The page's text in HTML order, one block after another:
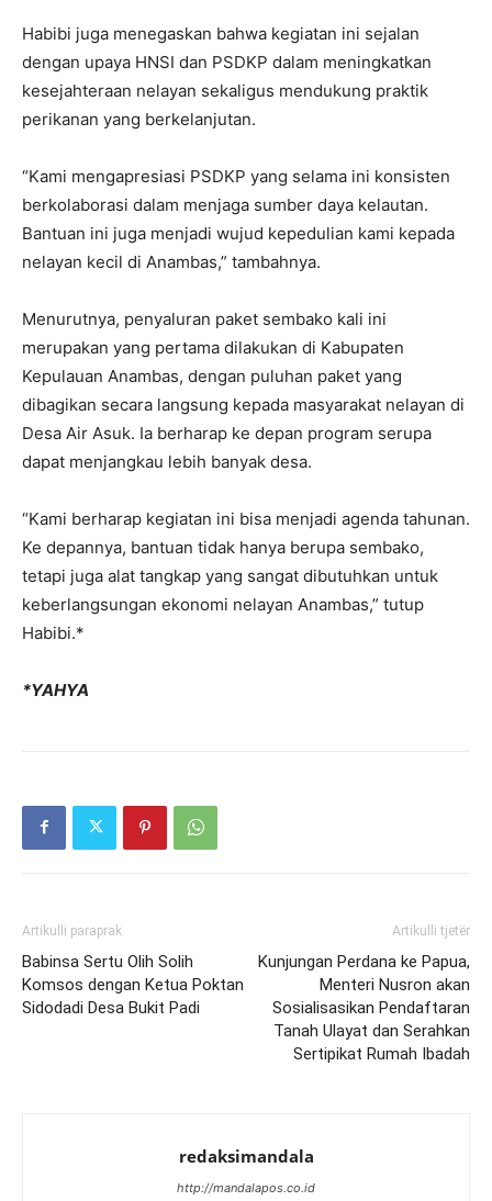
Habibi juga menegaskan bahwa kegiatan ini sejalan
dengan upaya HNSI dan PSDKP dalam meningkatkan
kesejahteraan nelayan sekaligus mendukung praktik
perikanan yang berkelanjutan.
“Kami mengapresiasi PSDKP yang selama ini konsisten
berkolaborasi dalam menjaga sumber daya kelautan.
Bantuan ini juga menjadi wujud kepedulian kami kepada
nelayan kecil di Anambas,” tambahnya.
Menurutnya, penyaluran paket sembako kali ini
merupakan yang pertama dilakukan di Kabupaten
Kepulauan Anambas, dengan puluhan paket yang
dibagikan secara langsung kepada masyarakat nelayan di
Desa Air Asuk. Ia berharap ke depan program serupa
dapat menjangkau lebih banyak desa.
“Kami berharap kegiatan ini bisa menjadi agenda tahunan.
Ke depannya, bantuan tidak hanya berupa sembako,
tetapi juga alat tangkap yang sangat dibutuhkan untuk
keberlangsungan ekonomi nelayan Anambas,” tutup
Habibi.*
*YAHYA
Artikulli paraprak
Babinsa Sertu Olih Solih
Komsos dengan Ketua Poktan
Sidodadi Desa Bukit Padi
Artikulli tjetër
Kunjungan Perdana ke Papua,
Menteri Nusron akan
Sosialisasikan Pendaftaran
Tanah Ulayat dan Serahkan
Sertipikat Rumah Ibadah
redaksimandala
http://mandalapos.co.id